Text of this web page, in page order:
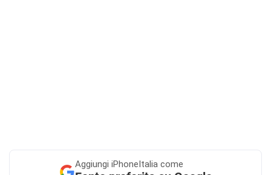
Aggiungi iPhoneItalia come